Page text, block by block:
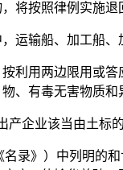
按照律例实施退
输船、加工船、
用两边限用或
物、有毒无害物质和
业该当由土标的
》）中列明的